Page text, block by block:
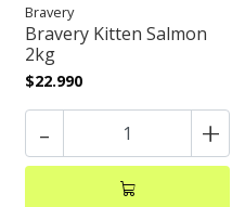
Bravery
Bravery Kitten Salmon
2kg
$22.990
- +